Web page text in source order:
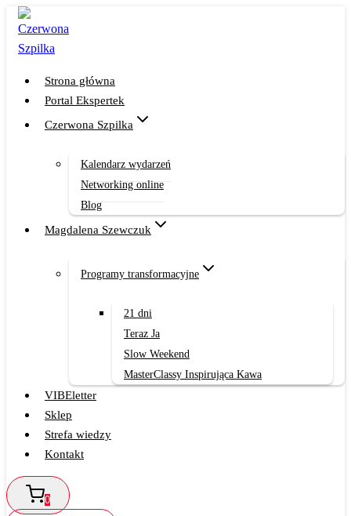
Przejdź
treści
Strona główna
Portal Ekspertek
Czerwona Szpilka
Kalendarz wydarzeń
Networking online
Blog
Magdalena Szewczuk
Programy transformacyjne
21 dni
Teraz Ja
Slow Weekend
MasterClassy Inspirująca Kawa
VIBEletter
Sklep
Strefa wiedzy
Kontakt
0